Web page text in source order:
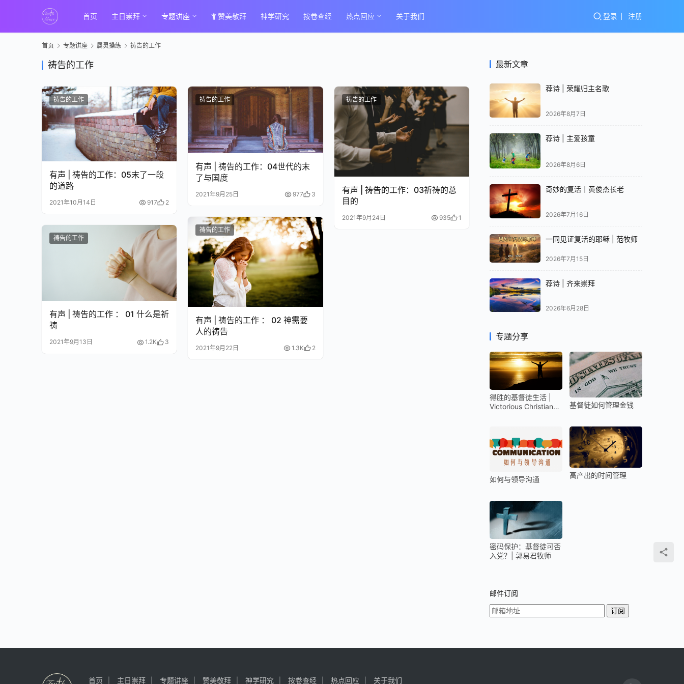
首页 主日崇拜 专题讲座 赞美敬拜 神学研究 按卷查经 热点回应 关于我们 登录 注册
首页 专题讲座 属灵操练 祷告的工作
祷告的工作
祷告的工作
有声 | 祷告的工作：05末了一段
的道路
2021年10月14日 917 2
祷告的工作
有声 | 祷告的工作：04世代的末
了与国度
2021年9月25日 977 3
祷告的工作
有声 | 祷告的工作：03祈祷的总
目的
2021年9月24日 935
1
祷告的工作
有声 | 祷告的工作 ： 02 神需要
人的祷告
2021年9月22日 1.3K 2
祷告的工作
有声 | 祷告的工作 ： 01 什么是祈
祷
2021年9月13日 1.2K 3
最新文章
荐诗 | 荣耀归主名歌
2026年8月7日
荐诗 | 主爱孩童
2026年8月6日
奇妙的复活｜黄俊杰长老
2026年7月16日
一同见证复活的耶稣 | 范牧师
2026年7月15日
荐诗 | 齐来崇拜
2026年6月28日
专题分享
得胜的基督徒生活 |
Victorious Christian
基督徒如何管理金钱
如何与领导沟通 高产出的时间管理
密码保护：基督徒可否
入党？| 郭易君牧师
邮件订阅
首页 主日崇拜 专题讲座 赞美敬拜 神学研究 按卷查经 热点回应 关于我们